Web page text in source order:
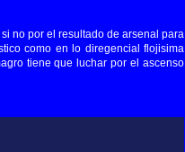
no por el resultado de arsenal para
como en lo diregencial flojisima
tiene que luchar por el ascenso